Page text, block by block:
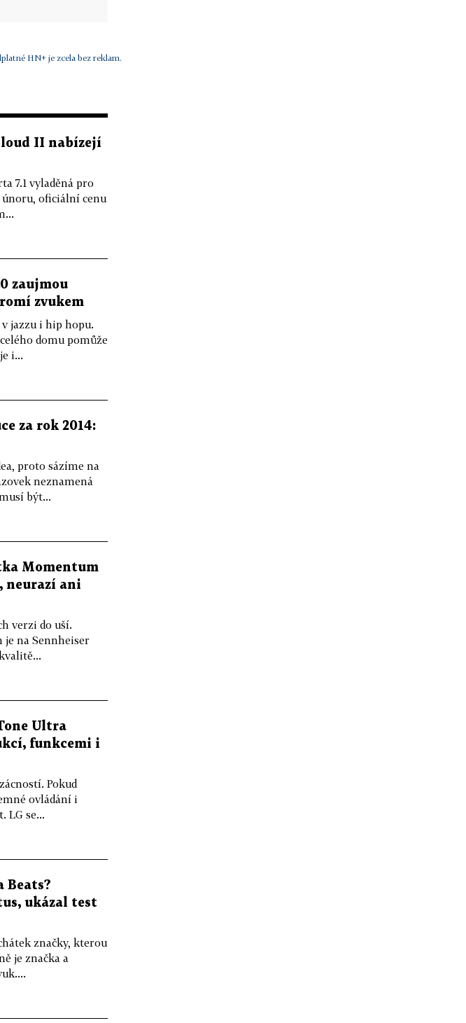
HN+ je zcela bez reklam.
II nabízejí
7.1 vyladěná pro
únoru, oficiální cenu
zaujmou
zvukem
jazzu i hip hopu.
domu pomůže
i...
za rok 2014:
proto sázíme na
neznamená
být...
Momentum
neurazí ani
verzi do uší.
je na Sennheiser
Ultra
funkcemi i
Pokud
ovládání i
LG se...
Beats?
ukázal test
značky, kterou
je značka a